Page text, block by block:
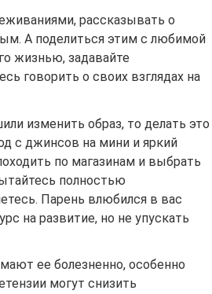
рассказывать о
А поделиться этим с любимой
жизнью, задавайте
говорить о своих взглядах на
изменить образ, то делать это
с джинсов на мини и яркий
по магазинам и выбрать
полностью
Парень влюбился в вас
на развитие, но не упускать
ее болезненно, особенно
могут снизить